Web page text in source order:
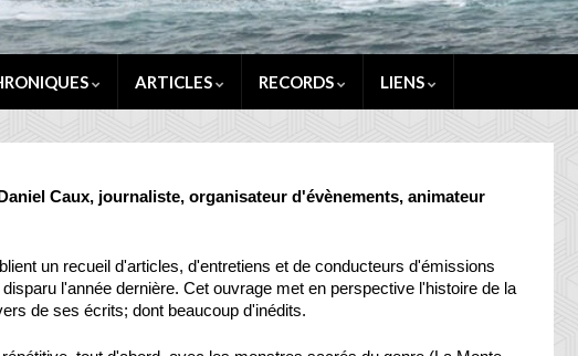
ARTICLES RECORDS LIENS
Caux, journaliste, organisateur d'évènements, animateur
un recueil d'articles, d'entretiens et de conducteurs d'émissions
l'année dernière. Cet ouvrage met en perspective l'histoire de la
de ses écrits; dont beaucoup d'inédits.